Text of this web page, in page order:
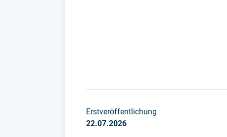
Erstveröffentlichung
22.07.2026